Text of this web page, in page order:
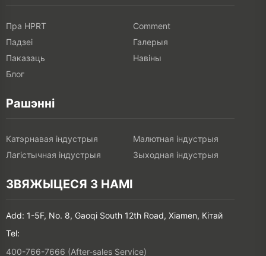
Пра HPRT
Comment
Падзеі
Галерыя
Паказаць
Навіны
Блог
Рашэнні
Катэрнавая індустрыя
Малютная індустрыя
Лагістычная індустрыя
Зыходная індустрыя
ЗВЯЖЫЦЕСЯ З НАМІ
Add: 1-5F, No. 8, Gaoqi South 12th Road, Xiamen, Кітай
Tel:
400-766-7666 (After-sales Service)